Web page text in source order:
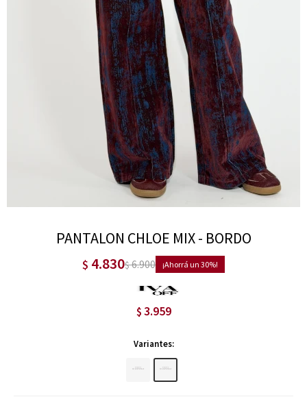
PANTALON CHLOE MIX - BORDO
$ 4.830$6.900 30
$ 3.959
Variantes: